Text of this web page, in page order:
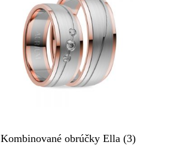
Kombinované obrúčky Ella (3)